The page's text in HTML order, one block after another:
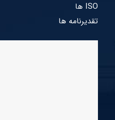
ISO ها
تقدیرنامه ها